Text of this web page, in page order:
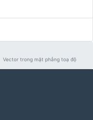
Vector trong mặt phẳng toạ độ